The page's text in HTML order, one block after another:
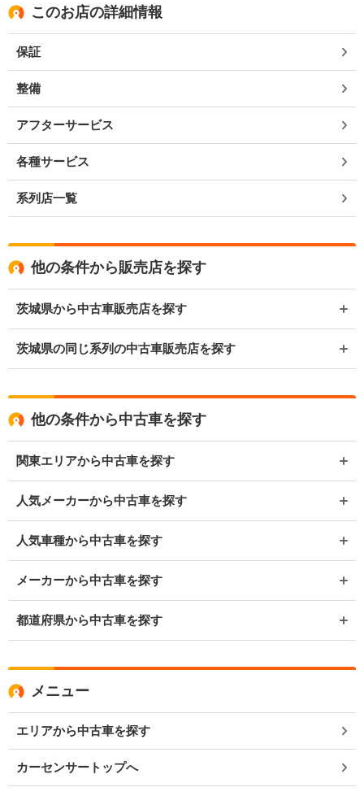
このお店の詳細情報
保証
整備
アフターサービス
各種サービス
系列店一覧
他の条件から販売店を探す
茨城県から中古車販売店を探す
茨城県の同じ系列の中古車販売店を探す
他の条件から中古車を探す
関東エリアから中古車を探す
人気メーカーから中古車を探す
人気車種から中古車を探す
メーカーから中古車を探す
都道府県から中古車を探す
メニュー
エリアから中古車を探す
カーセンサートップへ